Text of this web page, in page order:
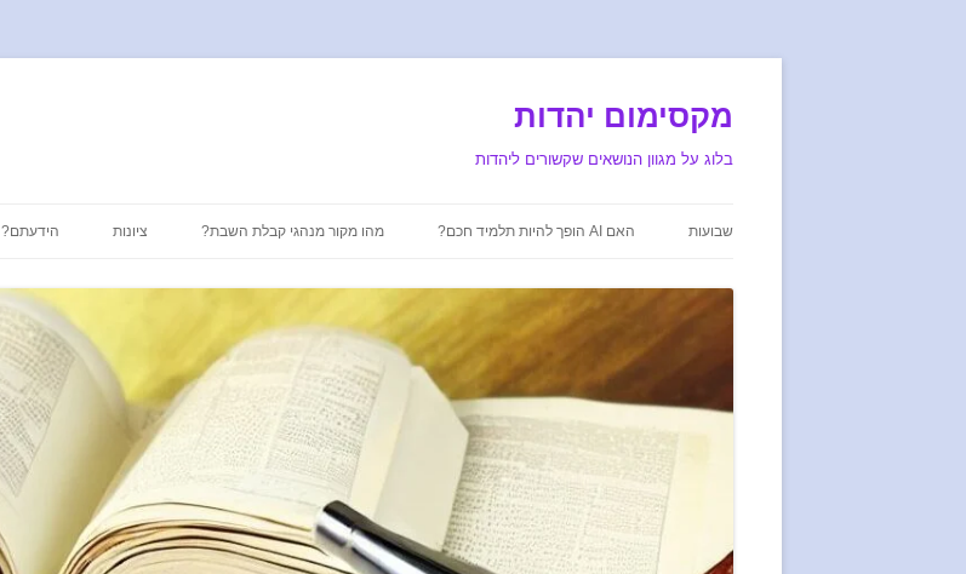
מקסימום יהדות
בלוג על מגוון הנושאים שקשורים ליהדות
לתוכן
שבועות האם AI הופך להיות תלמיד חכם? מהו מקור מנהגי קבלת השבת? ציונות הידעתם?